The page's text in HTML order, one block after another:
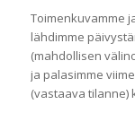
Toimenkuvamme
lähdimme
(mahdollisen
ja palasimme
(vastaava tilanne)